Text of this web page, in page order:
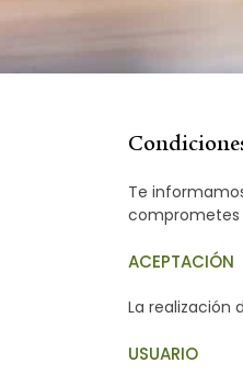
Te
comprometes
ACEPTACIÓN
La realización
USUARIO